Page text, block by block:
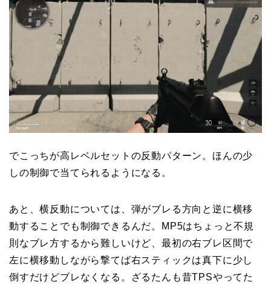
でこっちが高レベルセットの反動パターン。ほんの少
しの制御で当てられるようになる。
あと、横反動については、弾がブレる方向と逆に横移
動することでも制御できるんだ。MP5はちょっと不規
則なブレ方するから難しいけど、最初の右ブレ区間で
左に横移動しながら撃てば右スティックは真下に少し
倒すだけどブレなくなる。ざるたんも昔TPSやってた